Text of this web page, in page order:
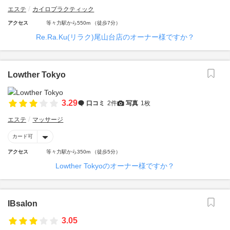
エステ カイロプラクティック
アクセス 等々力駅から550m （徒歩7分）
Re.Ra.Ku(リラク)尾山台店のオーナー様ですか？
Lowther Tokyo
3.29 口コミ 2件 写真 1枚
エステ マッサージ
カード可
アクセス 等々力駅から350m （徒歩5分）
Lowther Tokyoのオーナー様ですか？
IBsalon
3.05